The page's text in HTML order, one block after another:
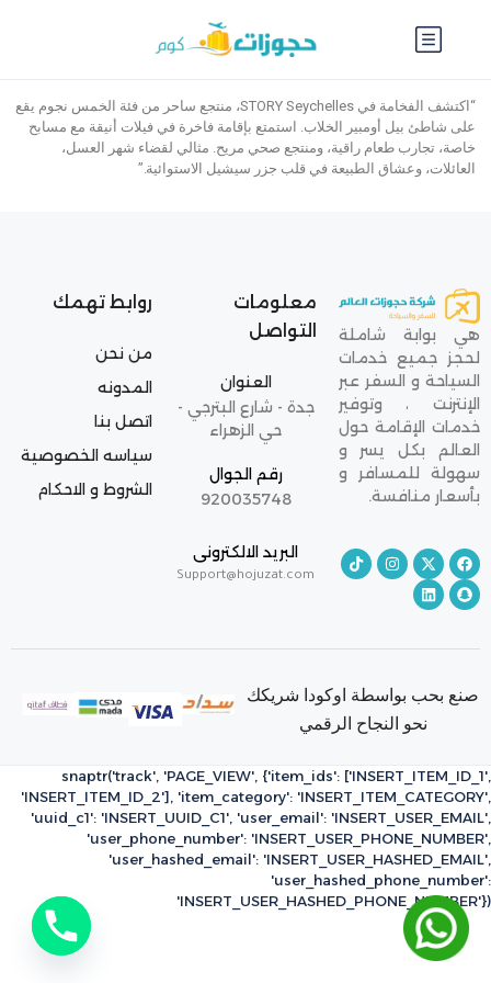
“اكتشف الفخامة في STORY Seychelles، منتجع ساحر من فئة الخمس نجوم يقع
على شاطئ بيل أومبير الخلاب. استمتع بإقامة فاخرة في فيلات أنيقة مع مسابح
خاصة، تجارب طعام راقية، ومنتجع صحي مريح. مثالي لقضاء شهر العسل،
العائلات، وعشاق الطبيعة في قلب جزر سيشيل الاستوائية.”
هي بوابة شاملة
لحجز جميع خدمات
السياحة و السفر عبر
الإنترنت ، وتوفير
خدمات الإقامة حول
العالم بكل يسر و
سهولة للمسافر و
بأسعار منافسة.
معلومات
التواصل
العنوان
جدة - شارع البترجي -
حي الزهراء
رقم الجوال
920035748
البريد الالكترونى
Support@hojuzat.com
روابط تهمك
من نحن
المدونه
اتصل بنا
سياسه الخصوصية
الشروط و الاحكام
صنع بحب بواسطة اوكودا شريكك
نحو النجاح الرقمي
snaptr('track', 'PAGE_VIEW', {'item_ids': ['INSERT_ITEM_ID_1',
'INSERT_ITEM_ID_2'], 'item_category': 'INSERT_ITEM_CATEGORY',
'uuid_c1': 'INSERT_UUID_C1', 'user_email': 'INSERT_USER_EMAIL',
'user_phone_number': 'INSERT_USER_PHONE_NUMBER',
'user_hashed_email': 'INSERT_USER_HASHED_EMAIL',
'user_hashed_phone_number':
'INSERT_USER_HASHED_PHONE_NUMBER'})